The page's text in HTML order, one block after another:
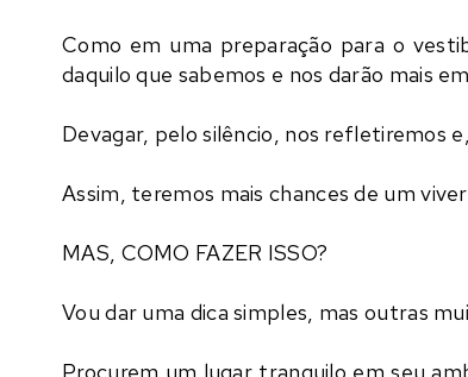
Como em uma preparação para o
daquilo que sabemos e nos darão mais
Devagar, pelo silêncio, nos refletiremos
Assim, teremos mais chances de um
MAS, COMO FAZER ISSO?
Vou dar uma dica simples, mas outras
Procurem um lugar tranquilo em seu